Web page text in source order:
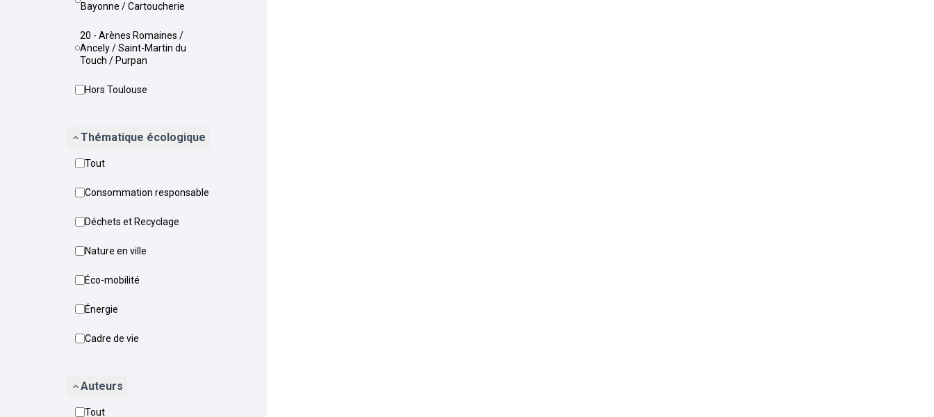
Bayonne / Cartoucherie
20 - Arènes Romaines /
Ancely / Saint-Martin du
Touch / Purpan
Hors Toulouse
Thématique écologique
Tout
Consommation responsable
Déchets et Recyclage
Nature en ville
Éco-mobilité
Énergie
Cadre de vie
Auteurs
Tout